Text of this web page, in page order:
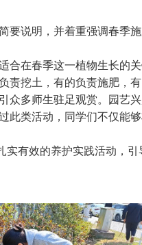
说明，并着重强调春季
在春季这一植物生长的
挖土，有的负责施肥，有
多师生驻足观赏。园艺
类活动，同学们不仅能
有效的养护实践活动，